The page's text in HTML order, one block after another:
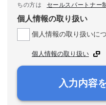
ちの方は
セールスパートナー
個人情報の取り扱い
個人情報の取り扱いに
個人情報の取り扱い
入力内容